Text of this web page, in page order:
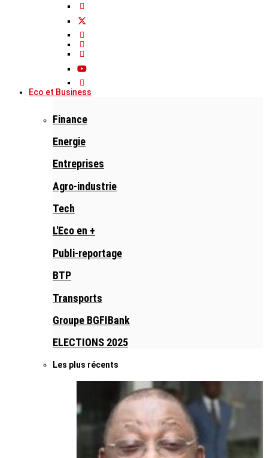
Eco et Business
Finance
Energie
Entreprises
Agro-industrie
Tech
L'Eco en +
Publi-reportage
BTP
Transports
Groupe BGFIBank
ELECTIONS 2025
Les plus récents